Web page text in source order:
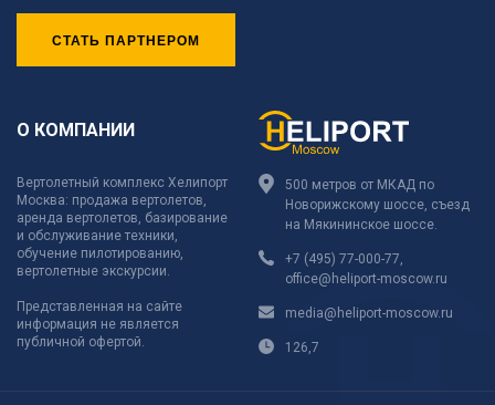
СТАТЬ ПАРТНЕРОМ
О КОМПАНИИ
Вертолетный комплекс Хелипорт
Москва: продажа вертолетов,
аренда вертолетов, базирование
и обслуживание техники,
обучение пилотированию,
вертолетные экскурсии.
Представленная на сайте
информация не является
публичной офертой.
500 метров от МКАД по
Новорижскому шоссе, съезд
на Мякининское шоссе.
+7 (495) 77-000-77
office@heliport-moscow.ru
media@heliport-moscow.ru
126,7